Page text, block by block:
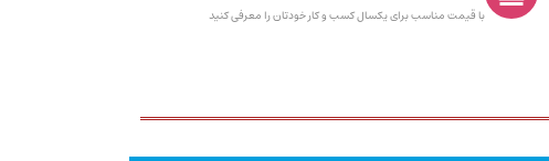
با قیمت مناسب برای یکسال کسب و کار خودتان را معرفی کنید